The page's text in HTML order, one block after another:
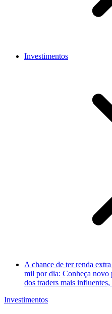
Investimentos
A chance de ter renda
mil por dia: Conheça novo
dos traders mais
Investimentos